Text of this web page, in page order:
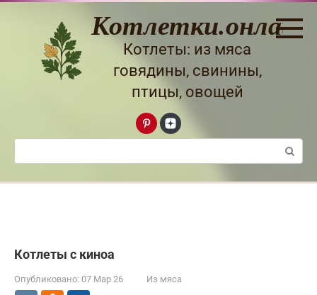
Перейти
Котлетки.онлайн
Котлеты: из мяса
говядины, свинины,
птицы, овощей
Поиск:
Котлеты с киноа
Опубликовано: 07 Мар 26 Из мяса